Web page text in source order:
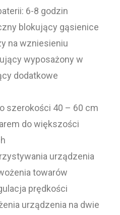
6-8 godzin
blokujący gąsienice
na wzniesieniu
wyposażony w
dodatkowe
szerokości 40 – 60 cm
do większości
urządzenia
towarów
prędkości
urządzenia na dwie